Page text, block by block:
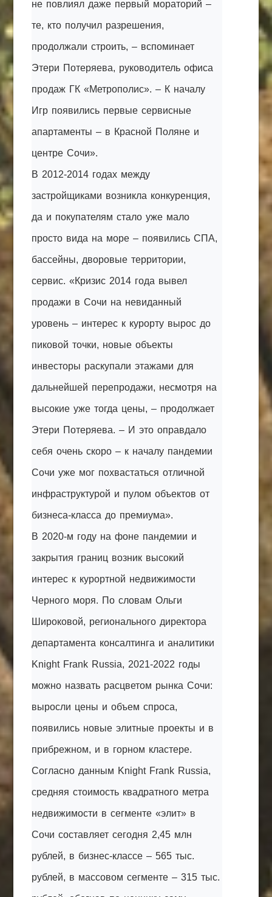
не повлиял даже первый мораторий –
те, кто получил разрешения,
продолжали строить, – вспоминает
Этери Потеряева, руководитель офиса
продаж ГК «Метрополис». – К началу
Игр появились первые сервисные
апартаменты – в Красной Поляне и
центре Сочи».
В 2012-2014 годах между
застройщиками возникла конкуренция,
да и покупателям стало уже мало
просто вида на море – появились СПА,
бассейны, дворовые территории,
сервис. «Кризис 2014 года вывел
продажи в Сочи на невиданный
уровень – интерес к курорту вырос до
пиковой точки, новые объекты
инвесторы раскупали этажами для
дальнейшей перепродажи, несмотря на
высокие уже тогда цены, – продолжает
Этери Потеряева. – И это оправдало
себя очень скоро – к началу пандемии
Сочи уже мог похвастаться отличной
инфраструктурой и пулом объектов от
бизнеса-класса до премиума».
В 2020-м году на фоне пандемии и
закрытия границ возник высокий
интерес к курортной недвижимости
Черного моря. По словам Ольги
Широковой, регионального директора
департамента консалтинга и аналитики
Knight Frank Russia, 2021-2022 годы
можно назвать расцветом рынка Сочи:
выросли цены и объем спроса,
появились новые элитные проекты и в
прибрежном, и в горном кластере.
Согласно данным Knight Frank Russia,
средняя стоимость квадратного метра
недвижимости в сегменте «элит» в
Сочи составляет сегодня 2,45 млн
рублей, в бизнес-классе – 565 тыс.
рублей, в массовом сегменте – 315 тыс.